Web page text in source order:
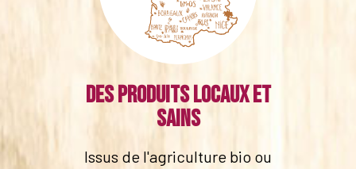
Des produits locaux et
sains
Issus de l'agriculture bio ou